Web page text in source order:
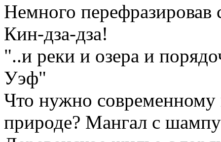
Немного перефразировав
Кин-дза-дза!
"..и реки и озера и
Уэф"
Что нужно современному
природе? Мангал с